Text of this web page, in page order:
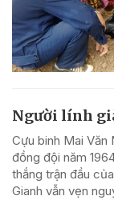
Người lính
Cựu binh Mai
đồng đội năm
thắng trận đầu
Gianh vẫn vẹn